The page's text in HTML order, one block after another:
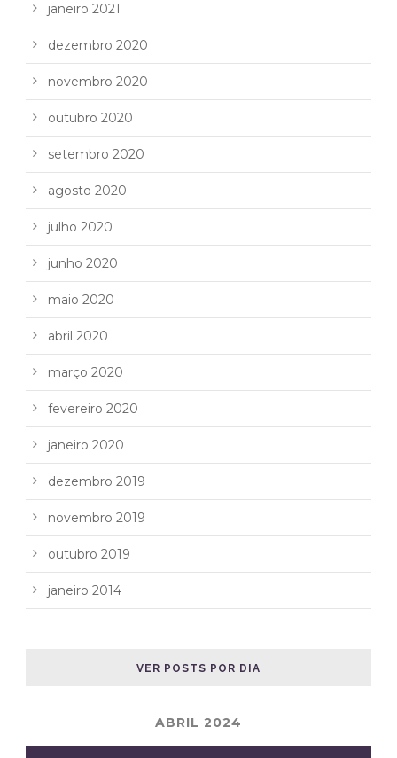
janeiro 2021
dezembro 2020
novembro 2020
outubro 2020
setembro 2020
agosto 2020
julho 2020
junho 2020
maio 2020
abril 2020
março 2020
fevereiro 2020
janeiro 2020
dezembro 2019
novembro 2019
outubro 2019
janeiro 2014
VER POSTS POR DIA
ABRIL 2024